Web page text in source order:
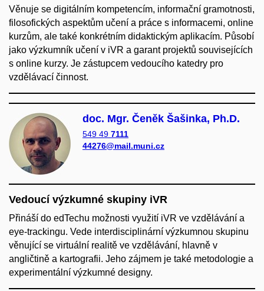
Věnuje se digitálním kompetencím, informační gramotnosti,
filosofických aspektům učení a práce s informacemi, online
kurzům, ale také konkrétním didaktickým aplikacím. Působí
jako výzkumník učení v iVR a garant projektů souvisejících
s online kurzy. Je zástupcem vedoucího katedry pro
vzdělávací činnost.
doc. Mgr. Čeněk Šašinka, Ph.D.
549 49 7111
44276@mail.muni.cz
Vedoucí výzkumné skupiny iVR
Přináší do edTechu možnosti využití iVR ve vzdělávání a
eye-trackingu. Vede interdisciplinární výzkumnou skupinu
věnující se virtuální realitě ve vzdělávání, hlavně v
angličtině a kartografii. Jeho zájmem je také metodologie a
experimentální výzkumné designy.